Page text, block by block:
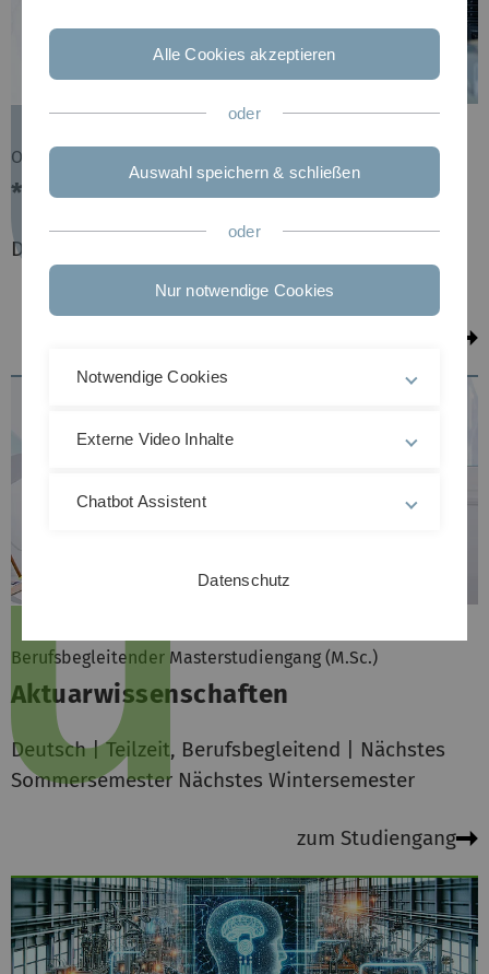
Orientierungssemester
*Wi-MINT-Orientierungssemester
Deutsch | Vollzeit | Nächstes Sommersemester
Berufsbegleitender Masterstudiengang (M.Sc.)
Aktuarwissenschaften
Deutsch | Teilzeit, Berufsbegleitend | Nächstes
Sommersemester Nächstes Wintersemester
zum Studiengang
Alle Cookies akzeptieren
oder
Auswahl speichern & schließen
oder
Nur notwendige Cookies
Notwendige Cookies
Externe Video Inhalte
Chatbot Assistent
Datenschutz